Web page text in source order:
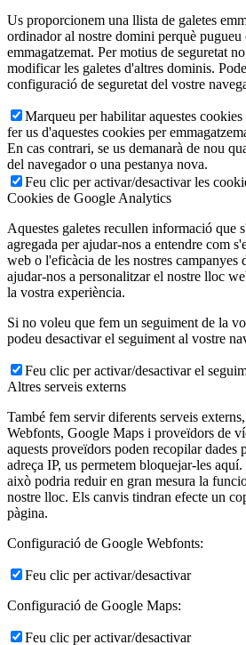
Us proporcionem una llista de galetes
ordinador al nostre domini perquè
emmagatzemat. Per motius de seguretat
modificar les galetes d'altres dominis.
configuració de seguretat del vostre
Marqueu per habilitar aquestes
fer us d'aquestes cookies per
En cas contrari, se us demanarà de nou
del navegador o una pestanya nova.
Feu clic per activar/desactivar les
Cookies de Google Analytics
Aquestes galetes recullen informació que
agregada per ajudar-nos a entendre com
web o l'eficàcia de les nostres campanyes
ajudar-nos a personalitzar el nostre lloc
la vostra experiència.
Si no voleu que fem un seguiment de la
podeu desactivar el seguiment al vostre
Feu clic per activar/desactivar el
Altres serveis externs
També fem servir diferents serveis
Webfonts, Google Maps i proveïdors de
aquests proveïdors poden recopilar dades
adreça IP, us permetem bloquejar-les
això podria reduir en gran mesura la
nostre lloc. Els canvis tindran efecte un
pàgina.
Configuració de Google Webfonts:
Feu clic per activar/desactivar
Configuració de Google Maps:
Feu clic per activar/desactivar